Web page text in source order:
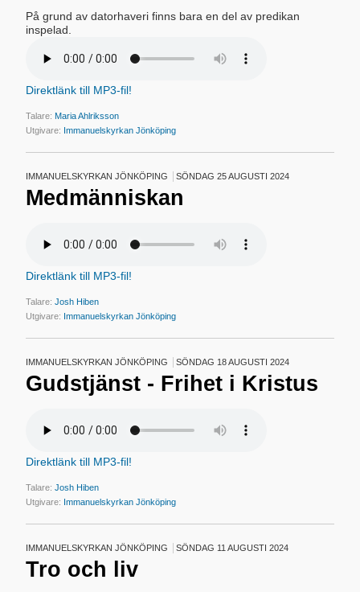
På grund av datorhaveri finns bara en del av predikan
inspelad.
Direktlänk till MP3-fil!
Talare:Maria Ahlriksson
Utgivare: Immanuelskyrkan Jönköping
IMMANUELSKYRKAN JÖNKÖPING SÖNDAG 25 AUGUSTI 2024
Medmänniskan
Direktlänk till MP3-fil!
Talare:Josh Hiben
Utgivare: Immanuelskyrkan Jönköping
IMMANUELSKYRKAN JÖNKÖPING SÖNDAG 18 AUGUSTI 2024
Gudstjänst - Frihet i Kristus
Direktlänk till MP3-fil!
Talare:Josh Hiben
Utgivare: Immanuelskyrkan Jönköping
IMMANUELSKYRKAN JÖNKÖPING SÖNDAG 11 AUGUSTI 2024
Tro och liv